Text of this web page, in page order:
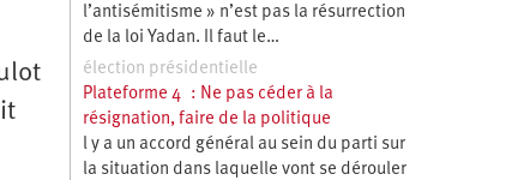
l’antisémitisme » n’est pas la résurrection
de la loi Yadan. Il faut le…
élection présidentielle
Plateforme 4 : Ne pas céder à la
résignation, faire de la politique
l y a un accord général au sein du parti sur
la situation dans laquelle vont se dérouler